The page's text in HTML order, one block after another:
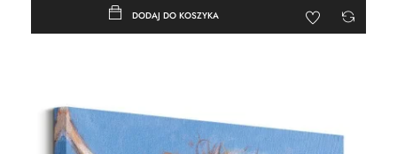
DODAJ DO KOSZYKA